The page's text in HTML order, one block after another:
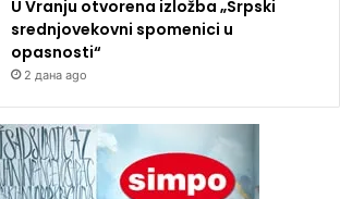
U Vranju otvorena izložba „Srpski
srednjovekovni spomenici u
opasnosti“
2 дана ago